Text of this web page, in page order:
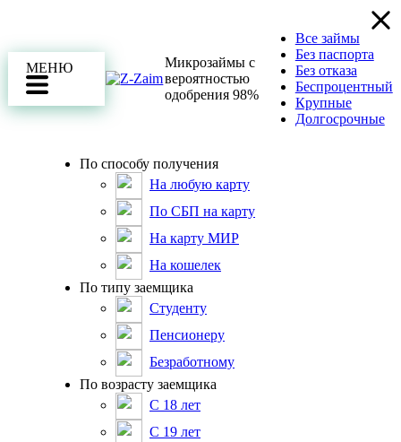
Микрозаймы с
вероятностью
одобрения 98%
МЕНЮ
Все займы
Без паспорта
Без отказа
Беспроцентный
Крупные
Долгосрочные
По способу получения
На любую карту
По СБП на карту
На карту МИР
На кошелек
По типу заемщика
Студенту
Пенсионеру
Безработному
По возрасту заемщика
С 18 лет
С 19 лет